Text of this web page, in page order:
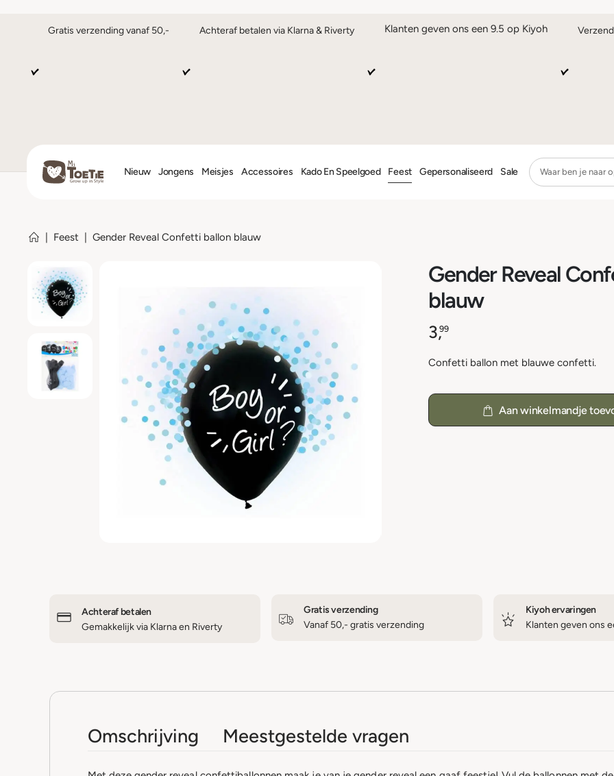
Gratis verzending vanaf 50,- Achteraf betalen via Klarna & Riverty Klanten geven ons een 9.5 op Kiyoh
Nieuw Jongens Meisjes Accessoires Kado En Speelgoed Feest Gepersonaliseerd Sale
Feest Gender Reveal Confetti ballon blauw
Gender Reveal
blauw
3,99
Confetti ballon met blauwe confetti.
Aan winkelmandje
Achteraf betalen
Gemakkelijk via Klarna en Riverty
Gratis verzending
Vanaf 50,- gratis verzending
Kiyoh ervaringen
Klanten geven ons
Omschrijving Meestgestelde vragen